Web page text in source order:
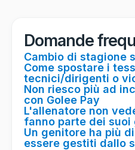
Domande
Cambio di stagione
Come spostare i
tecnici/dirigenti o
Non riesco più ad
con Golee Pay
L'allenatore non
fanno parte dei suoi
Un genitore ha più
essere gestiti dallo